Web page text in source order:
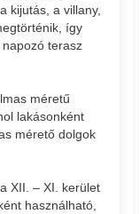
kijutás, a villany,
így
terasz
méretű
lakásonként
mérető dolgok
XII. – XI. kerület
használható,